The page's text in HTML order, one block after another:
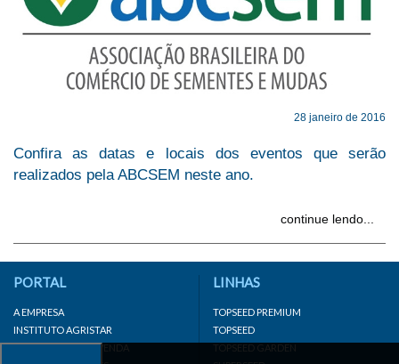
28 janeiro de 2016
Confira as datas e locais dos eventos que serão
realizados pela ABCSEM neste ano.
continue lendo...
PORTAL
A EMPRESA
INSTITUTO AGRISTAR
DISTRIBUIDOR/REVENDA
LINHAS
TOPSEED PREMIUM
TOPSEED
TOPSEED GARDEN